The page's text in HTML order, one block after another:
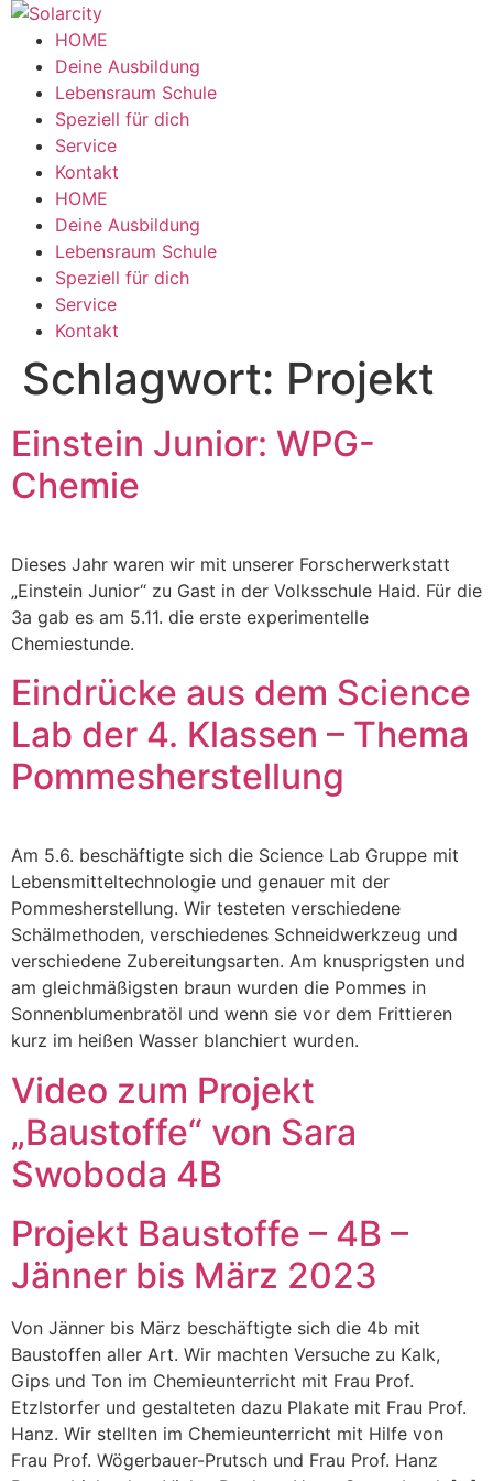
Zum
Inhalt
wechseln
HOME
Deine Ausbildung
Lebensraum Schule
Speziell für dich
Service
Kontakt
Menü HOME
Deine Ausbildung
Lebensraum Schule
Speziell für dich
Service
Kontakt
Schlagwort: Projekt
Einstein Junior: WPG-
Chemie
Dieses Jahr waren wir mit unserer Forscherwerkstatt
„Einstein Junior“ zu Gast in der Volksschule Haid. Für die
3a gab es am 5.11. die erste experimentelle
Chemiestunde.
Eindrücke aus dem Science
Lab der 4. Klassen – Thema
Pommesherstellung
Am 5.6. beschäftigte sich die Science Lab Gruppe mit
Lebensmitteltechnologie und genauer mit der
Pommesherstellung. Wir testeten verschiedene
Schälmethoden, verschiedenes Schneidwerkzeug und
verschiedene Zubereitungsarten. Am knusprigsten und
am gleichmäßigsten braun wurden die Pommes in
Sonnenblumenbratöl und wenn sie vor dem Frittieren
kurz im heißen Wasser blanchiert wurden.
Video zum Projekt
„Baustoffe“ von Sara
Swoboda 4B
Projekt Baustoffe – 4B –
Jänner bis März 2023
Von Jänner bis März beschäftigte sich die 4b mit
Baustoffen aller Art. Wir machten Versuche zu Kalk,
Gips und Ton im Chemieunterricht mit Frau Prof.
Etzlstorfer und gestalteten dazu Plakate mit Frau Prof.
Hanz. Wir stellten im Chemieunterricht mit Hilfe von
Frau Prof. Wögerbauer-Prutsch und Frau Prof. Hanz